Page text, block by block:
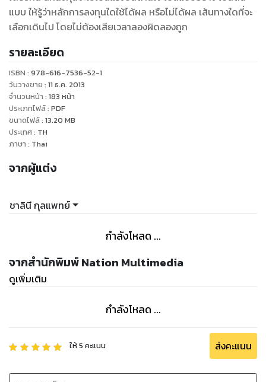
แบบ ให้รู้ว่าหลักการลงทุนใดใช้ได้ผล หรือไม่ได้ผล เส้นทางใดที่จะ
เลือกเดินไป โดยไม่ต้องเสียเวลาลองผิดลองถูก
รายละเอียด
ISBN : 978-616-7536-52-1
วันวางขาย : 11 ธ.ค. 2013
จำนวนหน้า : 183 หน้า
ประเภทไฟล์: PDF
ขนาดไฟล์: 13.20 MB
ประเทศ: TH
ภาษา : Thai
จากผู้แต่ง
ชาลินี กุลแพทย์
กำลังโหลด ...
จากสำนักพิมพ์ Nation Multimedia
ดูเพิ่มเติม
กำลังโหลด ...
ให้5 คะแนน ส่งคะแนน